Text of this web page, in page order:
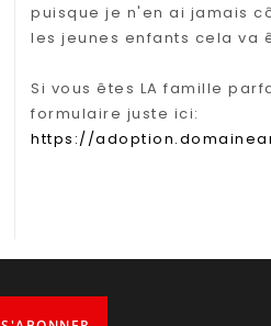
puisque je n'en ai jamais
les jeunes enfants cela va
Si vous êtes LA famille
formulaire juste ici:
https://